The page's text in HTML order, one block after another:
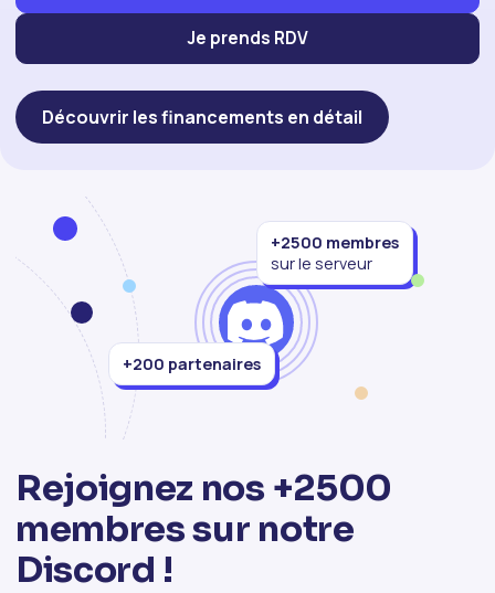
Je prends RDV
Découvrir les financements en détail
+2500 membres
sur le serveur
+200 partenaires
Rejoignez nos +2500
membres sur notre
Discord !